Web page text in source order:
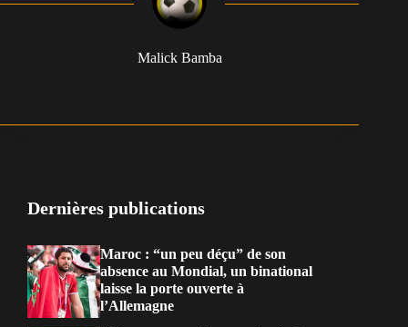
Malick Bamba
Dernières publications
Maroc : “un peu déçu” de son
absence au Mondial, un binational
laisse la porte ouverte à
l’Allemagne